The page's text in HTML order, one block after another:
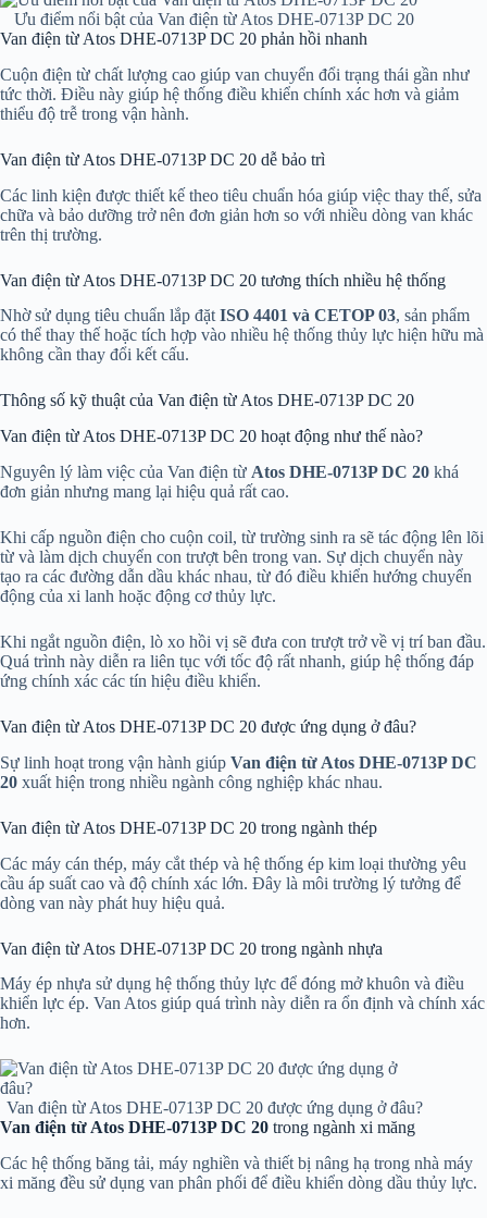
Ưu điểm nổi bật của Van điện từ Atos DHE-0713P DC 20
Van điện từ Atos DHE-0713P DC 20 phản hồi nhanh
Cuộn điện từ chất lượng cao giúp van chuyển đổi trạng thái gần như
tức thời. Điều này giúp hệ thống điều khiển chính xác hơn và giảm
thiểu độ trễ trong vận hành.
Van điện từ Atos DHE-0713P DC 20 dễ bảo trì
Các linh kiện được thiết kế theo tiêu chuẩn hóa giúp việc thay thế, sửa
chữa và bảo dưỡng trở nên đơn giản hơn so với nhiều dòng van khác
trên thị trường.
Van điện từ Atos DHE-0713P DC 20 tương thích nhiều hệ thống
Nhờ sử dụng tiêu chuẩn lắp đặt ISO 4401 và CETOP 03, sản phẩm
có thể thay thế hoặc tích hợp vào nhiều hệ thống thủy lực hiện hữu mà
không cần thay đổi kết cấu.
Thông số kỹ thuật của Van điện từ Atos DHE-0713P DC 20
Van điện từ Atos DHE-0713P DC 20 hoạt động như thế nào?
Nguyên lý làm việc của Van điện từ Atos DHE-0713P DC 20 khá
đơn giản nhưng mang lại hiệu quả rất cao.
Khi cấp nguồn điện cho cuộn coil, từ trường sinh ra sẽ tác động lên lõi
từ và làm dịch chuyển con trượt bên trong van. Sự dịch chuyển này
tạo ra các đường dẫn dầu khác nhau, từ đó điều khiển hướng chuyển
động của xi lanh hoặc động cơ thủy lực.
Khi ngắt nguồn điện, lò xo hồi vị sẽ đưa con trượt trở về vị trí ban đầu.
Quá trình này diễn ra liên tục với tốc độ rất nhanh, giúp hệ thống đáp
ứng chính xác các tín hiệu điều khiển.
Van điện từ Atos DHE-0713P DC 20 được ứng dụng ở đâu?
Sự linh hoạt trong vận hành giúp Van điện từ Atos DHE-0713P DC
20 xuất hiện trong nhiều ngành công nghiệp khác nhau.
Van điện từ Atos DHE-0713P DC 20 trong ngành thép
Các máy cán thép, máy cắt thép và hệ thống ép kim loại thường yêu
cầu áp suất cao và độ chính xác lớn. Đây là môi trường lý tưởng để
dòng van này phát huy hiệu quả.
Van điện từ Atos DHE-0713P DC 20 trong ngành nhựa
Máy ép nhựa sử dụng hệ thống thủy lực để đóng mở khuôn và điều
khiển lực ép. Van Atos giúp quá trình này diễn ra ổn định và chính xác
hơn.
Van điện từ Atos DHE-0713P DC 20 được ứng dụng ở đâu?
Van điện từ Atos DHE-0713P DC 20 trong ngành xi măng
Các hệ thống băng tải, máy nghiền và thiết bị nâng hạ trong nhà máy
xi măng đều sử dụng van phân phối để điều khiển dòng dầu thủy lực.